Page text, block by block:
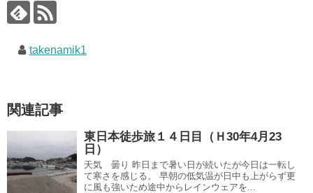
takenamik1
関連記事
東日本徒歩旅１４日目（Ｈ30年4月23
日）
天気 曇り 昨日まで暑い日が続いたが今日は一転し
て寒さを感じる。 早朝の低気温が日中も上がらず更
に風も強いため途中からレインウェアを...